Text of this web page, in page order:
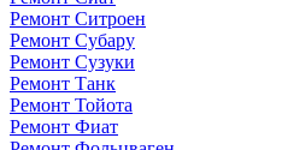
Ремонт Ситроен
Ремонт Субару
Ремонт Сузуки
Ремонт Танк
Ремонт Тойота
Ремонт Фиат